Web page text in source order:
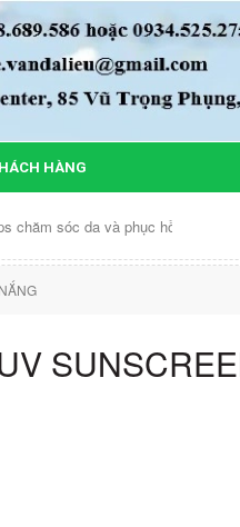
HÀNG
da và phục hồi làn...